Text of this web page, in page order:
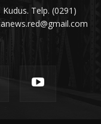
Telp. (0291)